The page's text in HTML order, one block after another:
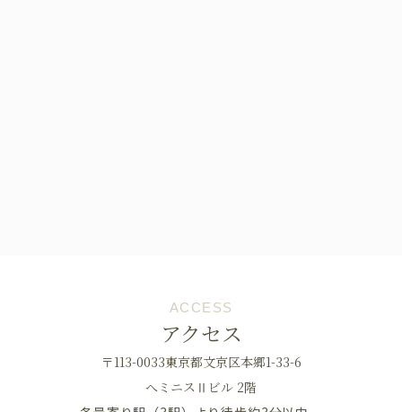
ACCESS
アクセス
〒113-0033東京都文京区本郷1-33-6
へミニスⅡビル 2階